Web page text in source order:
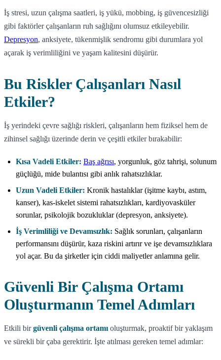
İş stresi, uzun çalışma saatleri, iş yükü, mobbing, iş güvencesizliği
gibi faktörler çalışanların ruh sağlığını olumsuz etkileyebilir.
Depresyon, anksiyete, tükenmişlik sendromu gibi durumlara yol
açarak iş verimliliğini ve yaşam kalitesini düşürür.
Bu Riskler Çalışanları Nasıl
Etkiler?
İş yerindeki çevre sağlığı riskleri, çalışanların hem fiziksel hem de
zihinsel sağlığı üzerinde derin ve çeşitli etkiler bırakabilir:
Kısa Vadeli Etkiler: Baş ağrısı, yorgunluk, göz tahrişi, solunum
güçlüğü, mide bulantısı gibi anlık rahatsızlıklar.
Uzun Vadeli Etkiler: Kronik hastalıklar (işitme kaybı, astım,
kanser), kas-iskelet sistemi rahatsızlıkları, kardiyovasküler
sorunlar, psikolojik bozukluklar (depresyon, anksiyete).
İş Verimliliği ve Devamsızlık: Sağlık sorunları, çalışanların
performansını düşürür, kaza riskini artırır ve işe devamsızlıklara
yol açar. Bu da şirketler için ciddi maliyetler anlamına gelir.
Güvenli Bir Çalışma Ortamı
Oluşturmanın Temel Adımları
Etkili birgüvenli çalışma ortamı oluşturmak, proaktif bir yaklaşım
ve sürekli bir çaba gerektirir. İşte atılması gereken temel adımlar: